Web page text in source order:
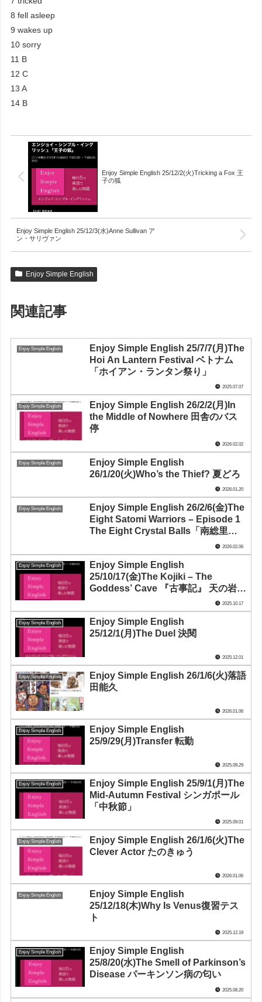
8 fell asleep
9 wakes up
10 sorry
11 B
12 C
13 A
14 B
Enjoy Simple English 25/12/2(火)Tricking a Fox 王
子の狐
Enjoy Simple English 25/12/3(水)Anne Sullivan ア
ン・サリヴァン
Enjoy Simple English
関連記事
Enjoy Simple English
Enjoy Simple English 25/7/7(月)The
Hoi An Lantern Festival ベトナム
「ホイアン・ランタン祭り」
2025.07.07
Enjoy Simple English
Enjoy Simple English 26/2/2(月)In
the Middle of Nowhere 田舎のバス
停
2026.02.02
Enjoy Simple English
Enjoy Simple English
26/1/20(火)Who’s the Thief? 夏どろ
2026.01.20
Enjoy Simple English
Enjoy Simple English 26/2/6(金)The
Eight Satomi Warriors – Episode 1
The Eight Crystal Balls「南総里見
2026.02.06
Enjoy Simple English
Enjoy Simple English
25/10/17(金)The Kojiki – The
Goddess’ Cave 『古事記』 天の岩屋
2025.10.17
Enjoy Simple English
Enjoy Simple English
25/12/1(月)The Duel 決閱
2025.12.01
Enjoy Simple English
Enjoy Simple English 26/1/6(火)落語
田能久
2026.01.06
Enjoy Simple English
Enjoy Simple English
25/9/29(月)Transfer 転勤
2025.09.29
Enjoy Simple English
Enjoy Simple English 25/9/1(月)The
Mid-Autumn Festival シンガポール
「中秋節」
2025.09.01
Enjoy Simple English
Enjoy Simple English 26/1/6(火)The
Clever Actor たのきゅう
2026.01.06
Enjoy Simple English
Enjoy Simple English
25/12/18(木)Why Is Venus復習テス
ト
2025.12.19
Enjoy Simple English
Enjoy Simple English
25/8/20(水)The Smell of Parkinson’s
Disease パーキンソン病の匂い
2025.08.20